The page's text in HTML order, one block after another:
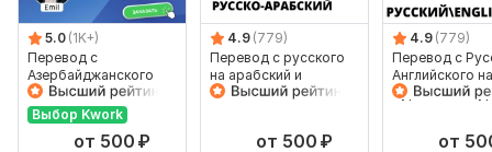
5.0 (1K+)
Перевод с
Азербайджанского
языка и на
Азербайджанский
язык от носителя
Выбор Kwork
от 500 ₽
4.9 (779)
Перевод с русского
на арабский и
диалекты arabic
от 500 ₽
4.9 (779)
Перевод с
Английского на
Турецкий с
от